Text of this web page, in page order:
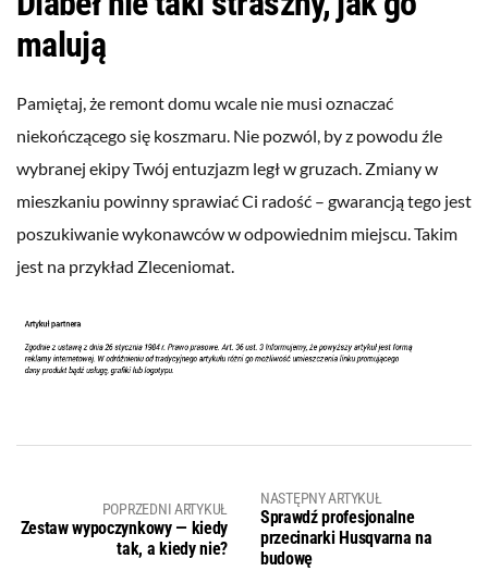
malują
Pamiętaj, że remont domu wcale nie musi oznaczać
niekończącego się koszmaru. Nie pozwól, by z powodu źle
wybranej ekipy Twój entuzjazm legł w gruzach. Zmiany w
mieszkaniu powinny sprawiać Ci radość – gwarancją tego jest
poszukiwanie wykonawców w odpowiednim miejscu. Takim
jest na przykład Zleceniomat.
POPRZEDNI ARTYKUŁ
Zestaw wypoczynkowy — kiedy
tak, a kiedy nie?
NASTĘPNY ARTYKUŁ
Sprawdź profesjonalne
przecinarki Husqvarna na
budowę